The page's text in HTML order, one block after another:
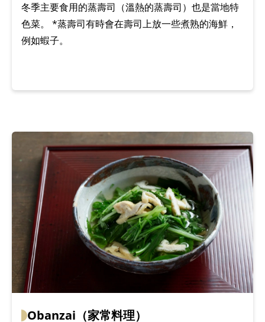
冬季主要食用的蒸壽司（溫熱的蒸壽司）也是當地特
色菜。 *蒸壽司有時會在壽司上放一些煮熟的海鮮，
例如蝦子。
Obanzai（家常料理）